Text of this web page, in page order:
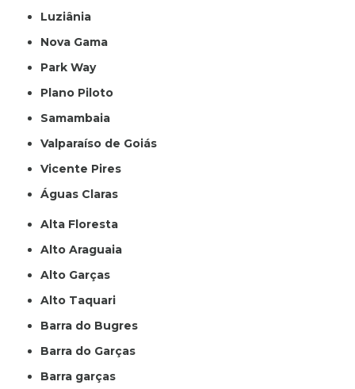
Luziânia
Nova Gama
Park Way
Plano Piloto
Samambaia
Valparaíso de Goiás
Vicente Pires
Águas Claras
Alta Floresta
Alto Araguaia
Alto Garças
Alto Taquari
Barra do Bugres
Barra do Garças
Barra garças